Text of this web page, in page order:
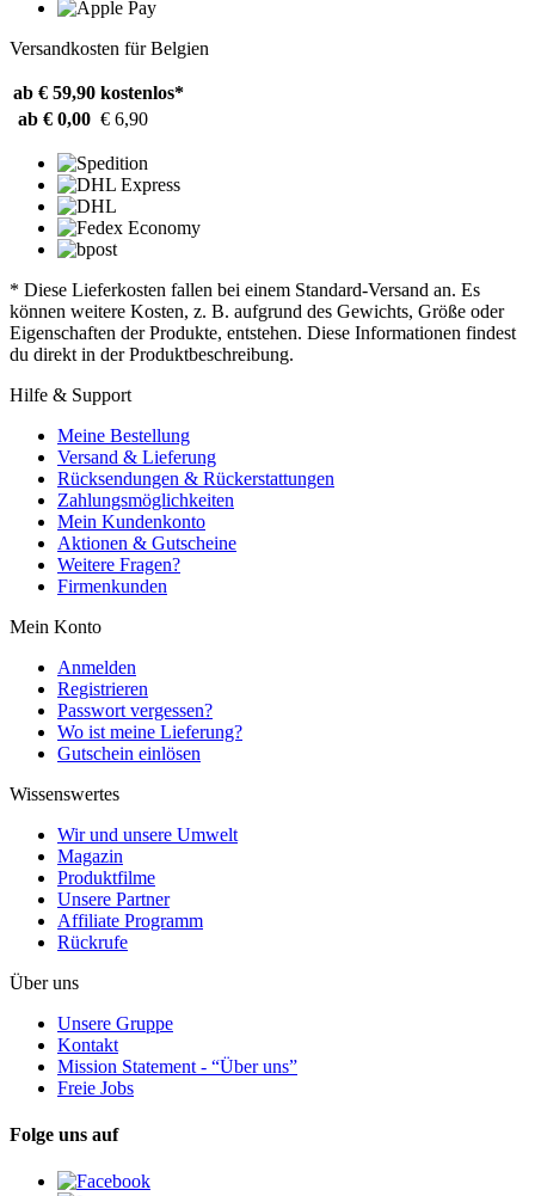
Versandkosten für Belgien
ab € 59,90 kostenlos*
ab € 0,00 € 6,90
* Diese Lieferkosten fallen bei einem Standard-Versand an. Es
können weitere Kosten, z. B. aufgrund des Gewichts, Größe oder
Eigenschaften der Produkte, entstehen. Diese Informationen findest
du direkt in der Produktbeschreibung.
Hilfe & Support
Meine Bestellung
Versand & Lieferung
Rücksendungen & Rückerstattungen
Zahlungsmöglichkeiten
Mein Kundenkonto
Aktionen & Gutscheine
Weitere Fragen?
Firmenkunden
Mein Konto
Anmelden
Registrieren
Passwort vergessen?
Wo ist meine Lieferung?
Gutschein einlösen
Wissenswertes
Wir und unsere Umwelt
Magazin
Produktfilme
Unsere Partner
Affiliate Programm
Rückrufe
Über uns
Unsere Gruppe
Kontakt
Mission Statement - “Über uns”
Freie Jobs
Folge uns auf